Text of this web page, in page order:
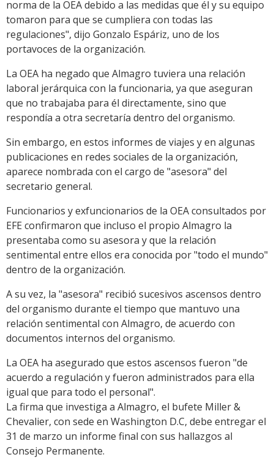
norma de la OEA debido a las medidas que él y su equipo
tomaron para que se cumpliera con todas las
regulaciones", dijo Gonzalo Espáriz, uno de los
portavoces de la organización.
La OEA ha negado que Almagro tuviera una relación
laboral jerárquica con la funcionaria, ya que aseguran
que no trabajaba para él directamente, sino que
respondía a otra secretaría dentro del organismo.
Sin embargo, en estos informes de viajes y en algunas
publicaciones en redes sociales de la organización,
aparece nombrada con el cargo de "asesora" del
secretario general.
Funcionarios y exfuncionarios de la OEA consultados por
EFE confirmaron que incluso el propio Almagro la
presentaba como su asesora y que la relación
sentimental entre ellos era conocida por "todo el mundo"
dentro de la organización.
A su vez, la "asesora" recibió sucesivos ascensos dentro
del organismo durante el tiempo que mantuvo una
relación sentimental con Almagro, de acuerdo con
documentos internos del organismo.
La OEA ha asegurado que estos ascensos fueron "de
acuerdo a regulación y fueron administrados para ella
igual que para todo el personal".
La firma que investiga a Almagro, el bufete Miller &
Chevalier, con sede en Washington D.C, debe entregar el
31 de marzo un informe final con sus hallazgos al
Consejo Permanente.